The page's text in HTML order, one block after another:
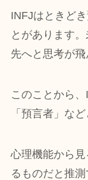
INFJはときど
とがあります
先へと思考が飛
このことから
「預言者」な
心理機能から
るものだと推測